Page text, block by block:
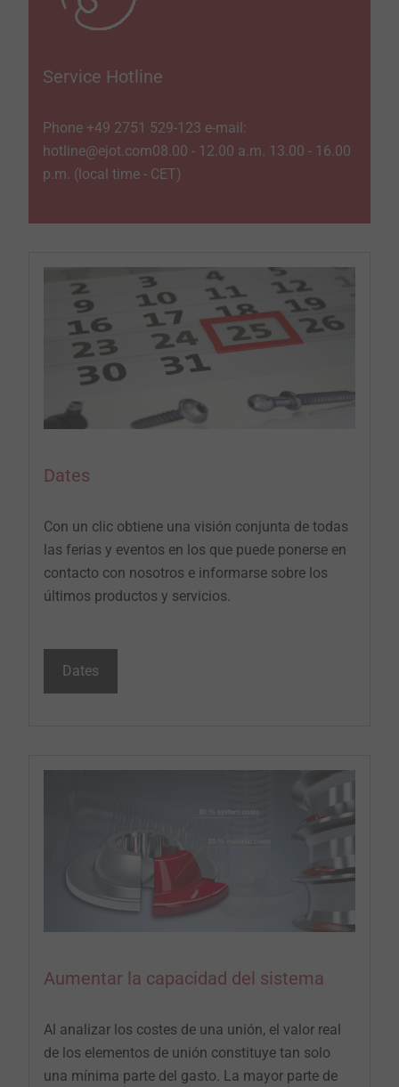
Service Hotline
Phone +49 2751 529-­123 e-mail:
hotline@ejot.com08.00 - 12.00 a.m. 13.00 - 16.00
p.m. (local time - CET)
Dates
Con un clic obtiene una visión conjunta de todas
las ferias y eventos en los que puede ponerse en
contacto con nosotros e informarse sobre los
últimos productos y servicios.
Dates
Aumentar la capacidad del sistema
Al analizar los costes de una unión, el valor real
de los elementos ­de unión constituye tan solo
una mínima parte del gasto. La mayor parte de